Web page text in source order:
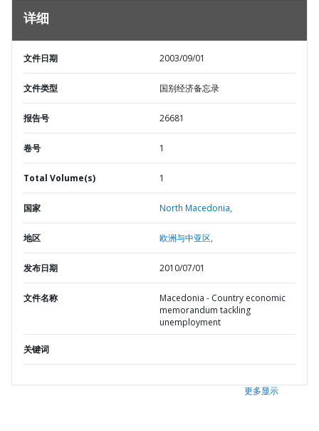
详细
文件日期 2003/09/01
文件类型 国别经济备忘录
报告号 26681
卷号 1
Total Volume(s) 1
国家 North Macedonia,
地区 欧洲与中亚区,
发布日期 2010/07/01
文件名称
Macedonia - Country economic
memorandum tackling
unemployment
关键词
更多显示